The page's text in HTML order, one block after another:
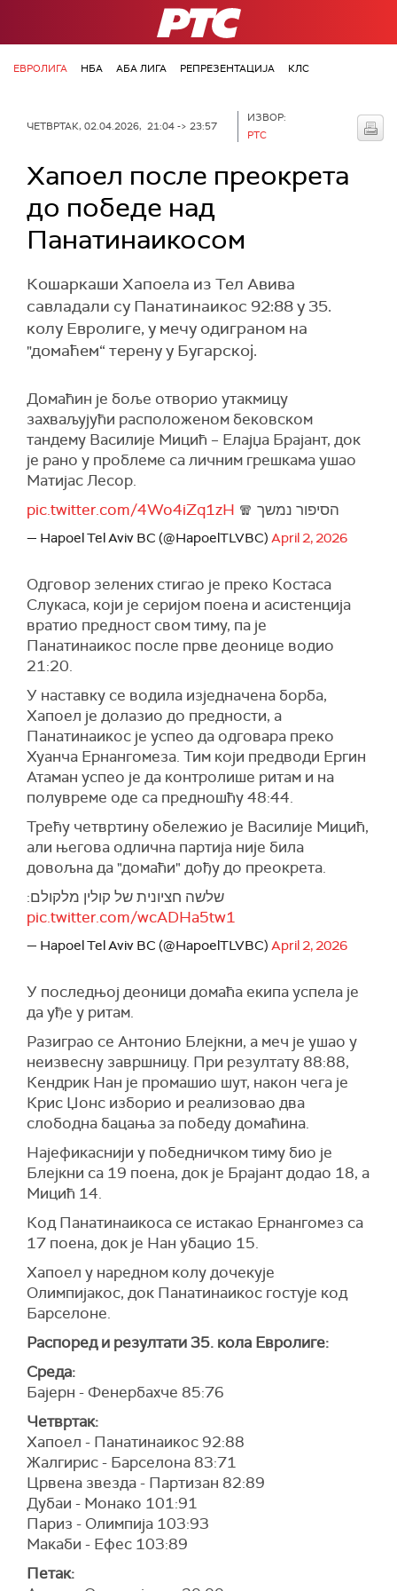
РТС
ЕВРОЛИГА НБА АБА ЛИГА РЕПРЕЗЕНТАЦИЈА КЛС
ЧЕТВРТАК, 02.04.2026, 21:04 -> 23:57
ИЗВОР:
РТС
Хапоел после преокрета
до победе над
Панатинаикосом
Кошаркаши Хапоела из Тел Авива
савладали су Панатинаикос 92:88 у 35.
колу Евролиге, у мечу одиграном на
"домаћем“ терену у Бугарској.
Домаћин је боље отворио утакмицу
захваљујући расположеном бековском
тандему Василије Мицић – Елајџа Брајант, док
је рано у проблеме са личним грешкама ушао
Матијас Лесор.
הסיפור נמשך 🧣 pic.twitter.com/4Wo4iZq1zH
— Hapoel Tel Aviv BC (@HapoelTLVBC) April 2, 2026
Одговор зелених стигао је преко Костаса
Слукаса, који је серијом поена и асистенција
вратио предност свом тиму, па је
Панатинаикос после прве деонице водио
21:20.
У наставку се водила изједначена борба,
Хапоел је долазио до предности, а
Панатинаикос је успео да одговара преко
Хуанча Ернангомеза. Тим који предводи Ергин
Атаман успео је да контролише ритам и на
полувреме оде са предношћу 48:44.
Трећу четвртину обележио је Василије Мицић,
али његова одлична партија није била
довољна да "домаћи" дођу до преокрета.
שלשה חציונית של קולין מלקולם:
pic.twitter.com/wcADHa5tw1
— Hapoel Tel Aviv BC (@HapoelTLVBC) April 2, 2026
У последњој деоници домаћа екипа успела је
да уђе у ритам.
Разиграо се Антонио Блејкни, а меч је ушао у
неизвесну завршницу. При резултату 88:88,
Кендрик Нан је промашио шут, након чега је
Крис Џонс изборио и реализовао два
слободна бацања за победу домаћина.
Најефикаснији у победничком тиму био је
Блејкни са 19 поена, док је Брајант додао 18, а
Мицић 14.
Код Панатинаикоса се истакао Ернангомез са
17 поена, док је Нан убацио 15.
Хапоел у наредном колу дочекује
Олимпијакос, док Панатинаикос гостује код
Барселоне.
Распоред и резултати 35. кола Евролиге:
Среда:
Бајерн - Фенербахче 85:76
Четвртак:
Хапоел - Панатинаикос 92:88
Жалгирис - Барселона 83:71
Црвена звезда - Партизан 82:89
Дубаи - Монако 101:91
Париз - Олимпија 103:93
Макаби - Ефес 103:89
Петак: